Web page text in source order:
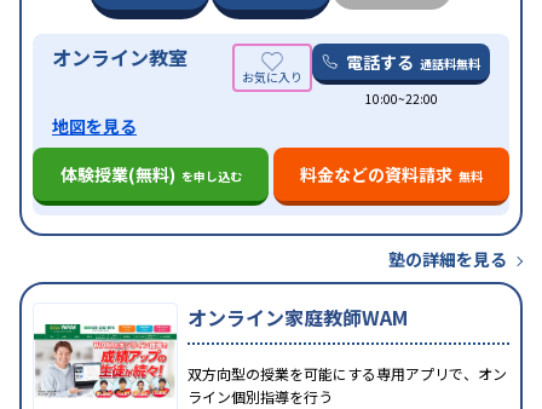
オンライン教室 電話する 通話料無料
10:00~22:00
地図を見る
体験授業(無料) を申し込む 料金などの資料請求 無料
塾の詳細を見る
オンライン家庭教師WAM
双方向型の授業を可能にする専用アプリで、オン
ライン個別指導を行う